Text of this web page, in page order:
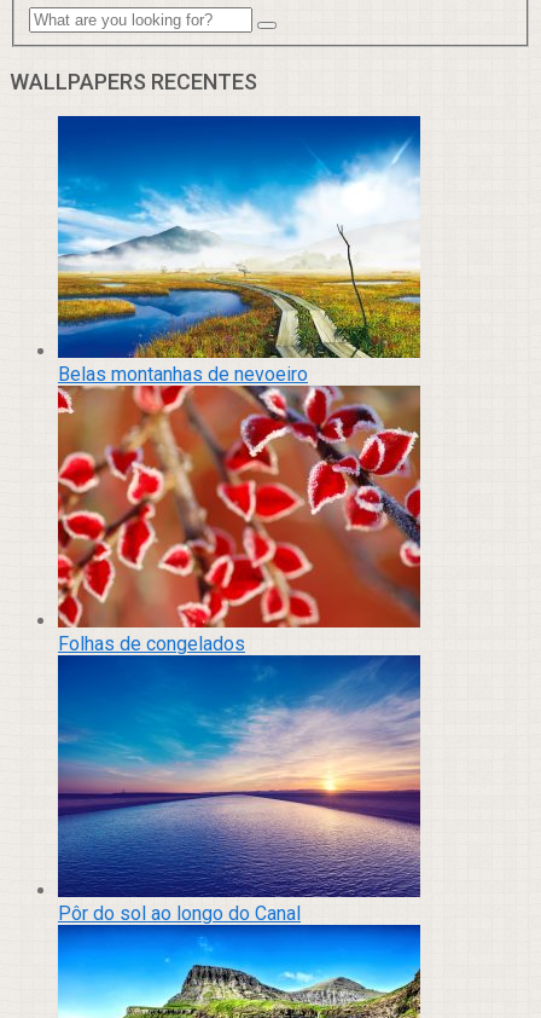
WALLPAPERS RECENTES
Belas montanhas de nevoeiro
Folhas de congelados
Pôr do sol ao longo do Canal